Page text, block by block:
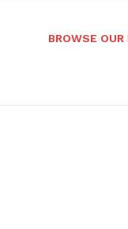
BROWSE